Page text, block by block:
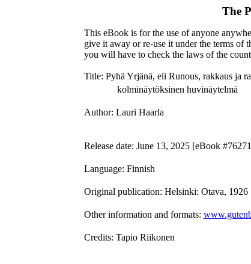
The
This eBook is for the use of anyone
give it away or re-use it under the terms of
you will have to check the laws of the
Title: Pyhä Yrjänä, eli Runous, rakkaus ja
kolminäytöksinen huvinäytelmä
Author: Lauri Haarla
Release date: June 13, 2025 [eBook
Language: Finnish
Original publication: Helsinki: Otava, 1926
Other information and formats:
Credits: Tapio Riikonen